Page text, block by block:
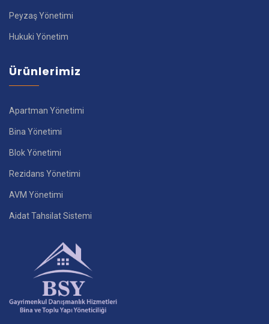
Peyzaş Yönetimi
Hukuki Yönetim
Ürünlerimiz
Apartman Yönetimi
Bina Yönetimi
Blok Yönetimi
Rezidans Yönetimi
AVM Yönetimi
Aidat Tahsilat Sistemi